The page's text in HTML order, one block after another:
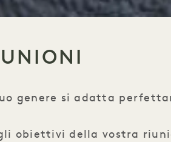
genere si adatta
obiettivi della vostra